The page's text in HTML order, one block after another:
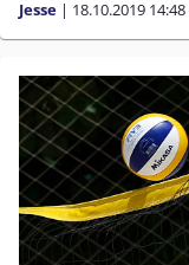
Jesse | 18.10.2019 14:48